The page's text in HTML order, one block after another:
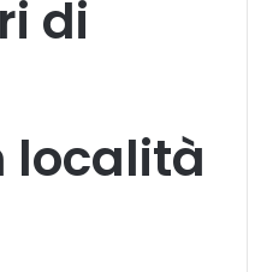
di
località